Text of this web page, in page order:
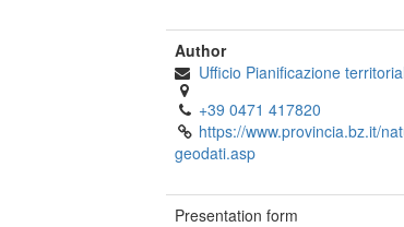
Author
Ufficio Pianificazione
+39 0471 417820
https://www.provincia.bz.it/
geodati.asp
Presentation form